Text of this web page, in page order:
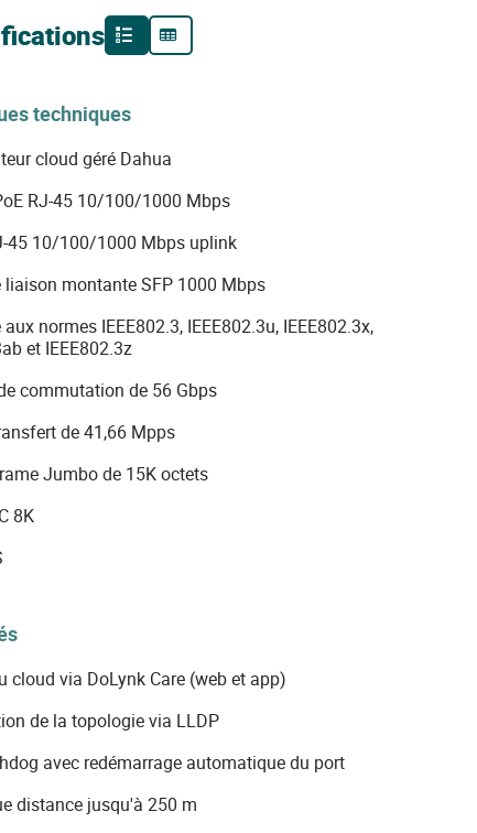
techniques
cloud géré Dahua
RJ-45 10/100/1000 Mbps
45 10/100/1000 Mbps uplink
liaison montante SFP 1000 Mbps
normes IEEE802.3, IEEE802.3u, IEEE802.3x,
et IEEE802.3z
commutation de 56 Gbps
de 41,66 Mpps
Jumbo de 15K octets
8K
cloud via DoLynk Care (web et app)
de la topologie via LLDP
avec redémarrage automatique du port
distance jusqu'à 250 m